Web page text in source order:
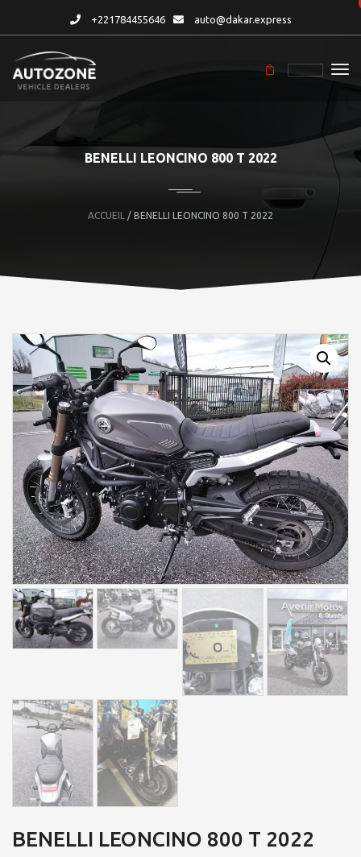
+221784455646 auto@dakar.express
BENELLI LEONCINO 800 T 2022
ACCUEIL / BENELLI LEONCINO 800 T 2022
BENELLI LEONCINO 800 T 2022